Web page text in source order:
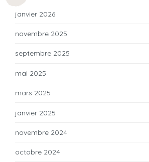
janvier 2026
novembre 2025
septembre 2025
mai 2025
mars 2025
janvier 2025
novembre 2024
octobre 2024